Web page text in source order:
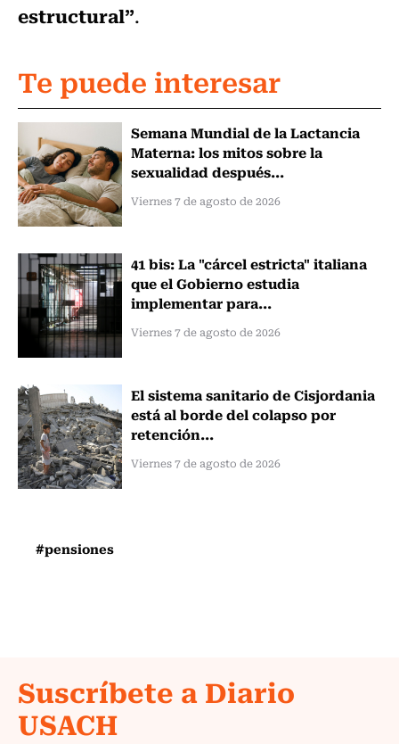
estructural”.
Te puede interesar
Semana Mundial de la Lactancia
Materna: los mitos sobre la
sexualidad después...
Viernes 7 de agosto de 2026
41 bis: La "cárcel estricta" italiana
que el Gobierno estudia
implementar para...
Viernes 7 de agosto de 2026
El sistema sanitario de Cisjordania
está al borde del colapso por
retención...
Viernes 7 de agosto de 2026
#pensiones